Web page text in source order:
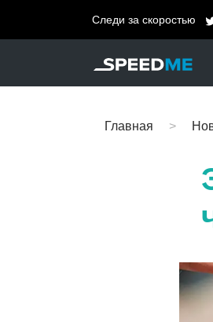
Следи за скоростью
Главная